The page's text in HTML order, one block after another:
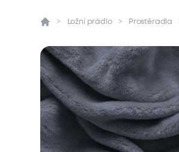
Přehled Parametry
Ložní prádlo Prostěradla